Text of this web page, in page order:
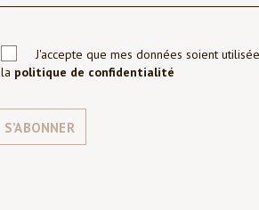
J'accepte que mes données soient
la politique de confidentialité
S’ABONNER